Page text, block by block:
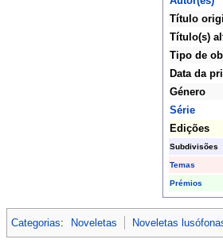
Título
Título(s)
Tipo de
Data da
Género
Série
Edições
Subdivisões
Temas
Prémios
Categorias: Noveletas Noveletas